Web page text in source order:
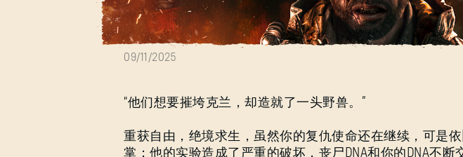
观看《野性觉醒》预告
09/11/2025
“他们想要摧垮克兰，却造就了一头野兽。”
重获自由，绝境求生，虽然你的复仇使命还在继续，可是
掌；他的实验造成了严重的破坏，丧尸DNA和你的DNA不断